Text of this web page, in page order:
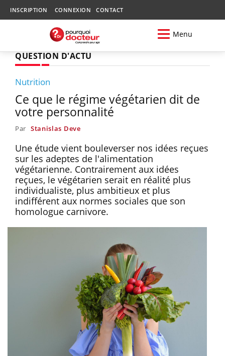
INSCRIPTION CONNEXION CONTACT
Menu
QUESTION D'ACTU
Nutrition
Ce que le régime végétarien dit de
votre personnalité
Par Stanislas Deve
Une étude vient bouleverser nos idées reçues
sur les adeptes de l'alimentation
végétarienne. Contrairement aux idées
reçues, le végétarien serait en réalité plus
individualiste, plus ambitieux et plus
indifférent aux normes sociales que son
homologue carnivore.